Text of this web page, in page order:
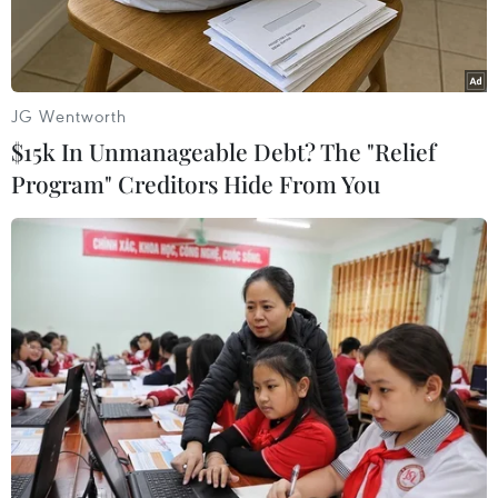
Lãnh đạo Thành phố Đà Nẵng thăm Trung tâm phần mềm FPT
tại Tòa nhà FPT Complex. (Nguồn: FPT)
Trong buổi làm việc với Bí thư Thành ủy Đà
Nẵng Trương Quang Nghĩa sáng 26/8, đại diện
FPT cho biết đơn vị này sẽ đầu tư xây dựng
khoảng 2.600 tỷ đồng cơ sở vật chất cho mảng
JG Wentworth
$15k In Unmanageable Debt? The "Relief
Program" Creditors Hide From You